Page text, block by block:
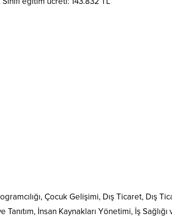
Çocuk Gelişimi, Dış Ticaret, Dış
İnsan Kaynakları Yönetimi, İş Sağlığı